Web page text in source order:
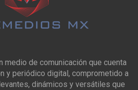
medio de comunicación que cuenta
y periódico digital, comprometido a
dinámicos y versátiles que